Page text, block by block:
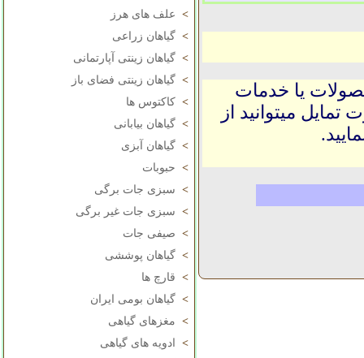
> علف های هرز
> گیاهان زراعی
> گیاهان زینتی آپارتمانی
> گیاهان زینتی فضای باز
> کاکتوس ها
> گیاهان بیابانی
> گیاهان آبزی
> حبوبات
> سبزی جات برگی
> سبزی جات غیر برگی
> صیفی جات
> گیاهان پوششی
> قارچ ها
> گیاهان بومی ایران
> مغزهای گیاهی
>
ادویه های گیاهی
یا خدمات
میتوانید از